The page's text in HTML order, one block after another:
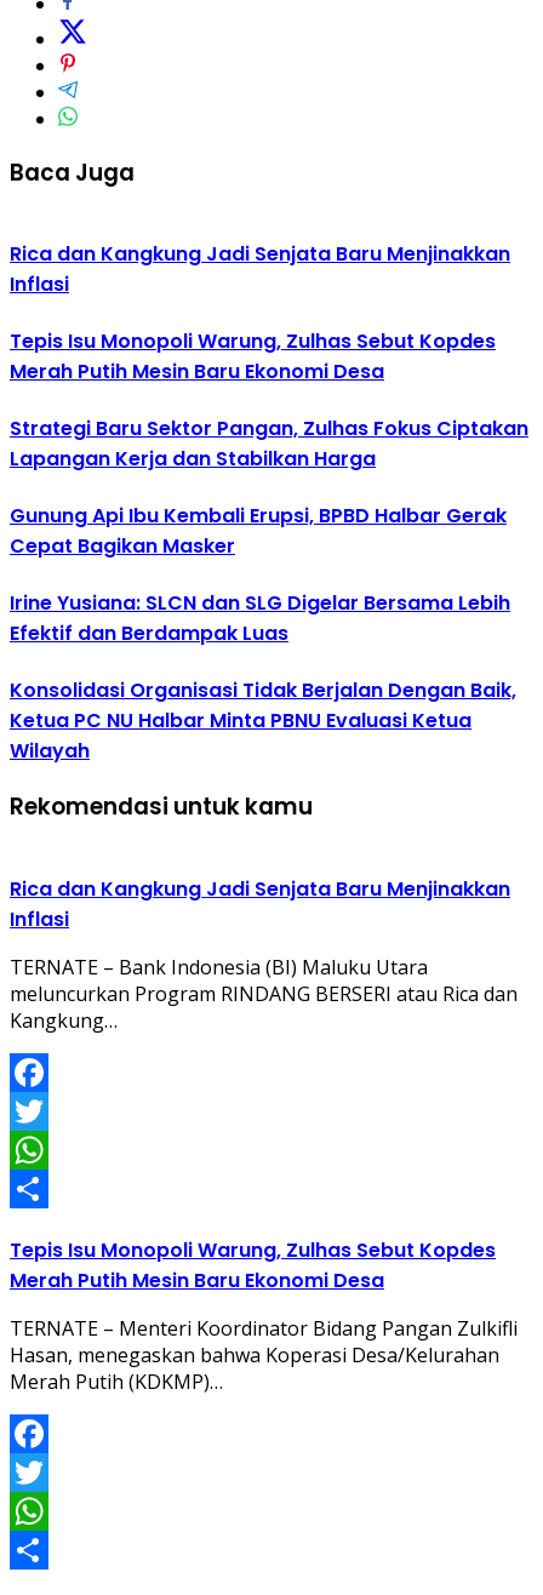
Baca Juga
Rica dan Kangkung Jadi Senjata Baru Menjinakkan
Inflasi
Tepis Isu Monopoli Warung, Zulhas Sebut Kopdes
Merah Putih Mesin Baru Ekonomi Desa
Strategi Baru Sektor Pangan, Zulhas Fokus Ciptakan
Lapangan Kerja dan Stabilkan Harga
Gunung Api Ibu Kembali Erupsi, BPBD Halbar Gerak
Cepat Bagikan Masker
Irine Yusiana: SLCN dan SLG Digelar Bersama Lebih
Efektif dan Berdampak Luas
Konsolidasi Organisasi Tidak Berjalan Dengan Baik,
Ketua PC NU Halbar Minta PBNU Evaluasi Ketua
Wilayah
Rekomendasi untuk kamu
Rica dan Kangkung Jadi Senjata Baru Menjinakkan
Inflasi
TERNATE – Bank Indonesia (BI) Maluku Utara
meluncurkan Program RINDANG BERSERI atau Rica dan
Kangkung…
Facebook
Twitter
WhatsApp
Tepis Isu Monopoli Warung, Zulhas Sebut Kopdes
Merah Putih Mesin Baru Ekonomi Desa
TERNATE – Menteri Koordinator Bidang Pangan Zulkifli
Hasan, menegaskan bahwa Koperasi Desa/Kelurahan
Merah Putih (KDKMP)…
Facebook
Twitter
WhatsApp